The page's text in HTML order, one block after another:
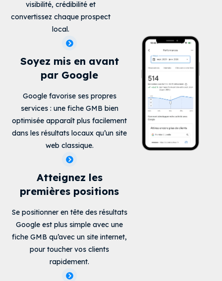
visibilité, crédibilité et
convertissez chaque prospect
local.
Soyez mis en avant
par Google
Google favorise ses propres
services : une fiche GMB bien
optimisée apparaît plus facilement
dans les résultats locaux qu’un site
web classique.
Atteignez les
premières positions
Se positionner en tête des résultats
Google est plus simple avec une
fiche GMB qu’avec un site internet,
pour toucher vos clients
rapidement.